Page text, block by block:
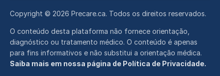
Copyright © 2026 Precare.ca. Todos os direitos reservados.
O conteúdo desta plataforma não fornece orientação,
diagnóstico ou tratamento médico. O conteúdo é apenas
para fins informativos e não substitui a orientação médica.
Saiba mais em nossa página de Política de Privacidade.